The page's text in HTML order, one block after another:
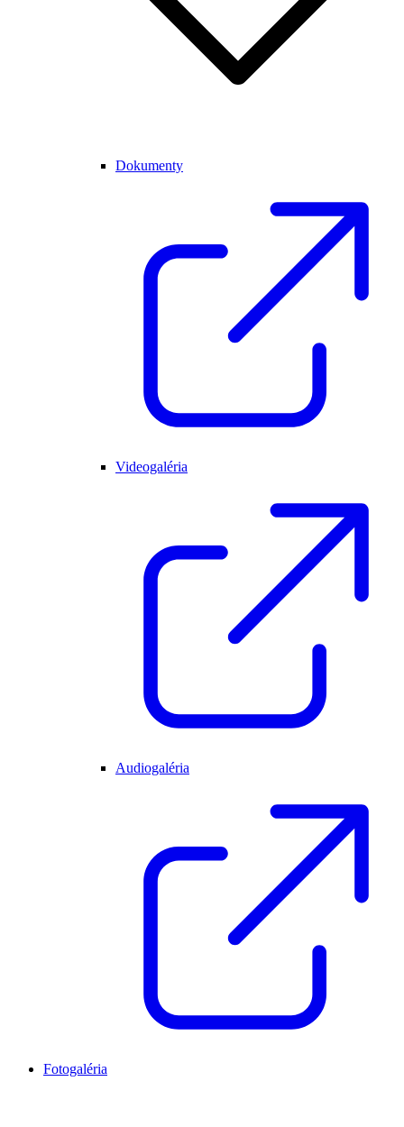
Dokumenty
Videogaléria
Audiogaléria
Fotogaléria